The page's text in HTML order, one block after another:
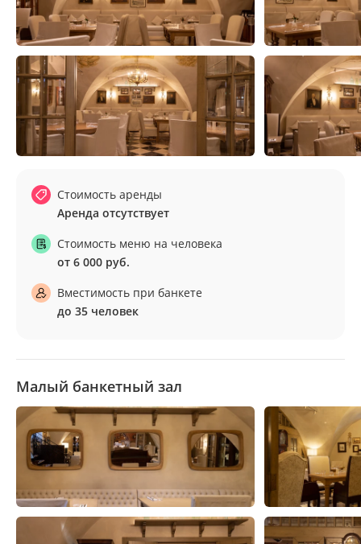
Стоимость аренды
Аренда отсутствует
Стоимость меню на человека
от 6 000 руб.
Вместимость при банкете
до 35 человек
Малый банкетный зал